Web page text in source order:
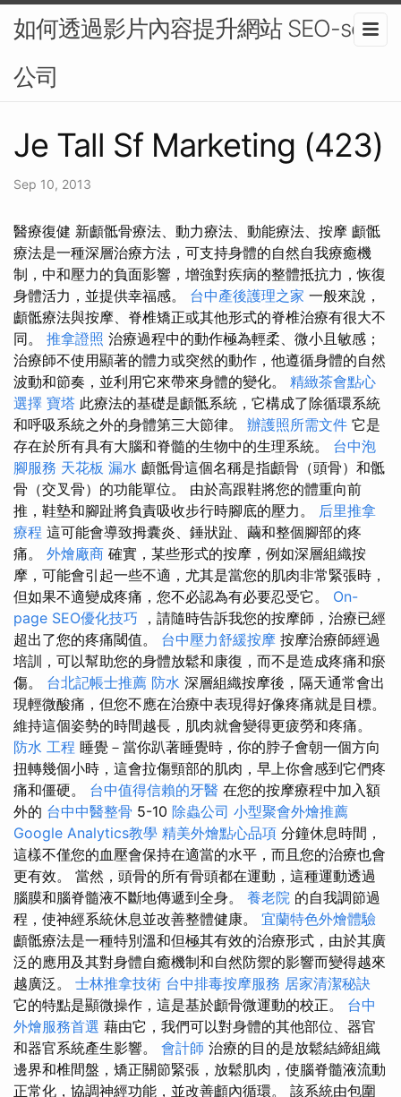
如何透過影片內容提升網站 SEO-seo
公司
Je Tall Sf Marketing (423)
Sep 10, 2013
醫療復健 新顱骶骨療法、動力療法、動能療法、按摩 顱骶
療法是一種深層治療方法，可支持身體的自然自我療癒機
制，中和壓力的負面影響，增強對疾病的整體抵抗力，恢復
身體活力，並提供幸福感。 台中產後護理之家 一般來說，
顱骶療法與按摩、脊椎矯正或其他形式的脊椎治療有很大不
同。 推拿證照 治療過程中的動作極為輕柔、微小且敏感；
治療師不使用顯著的體力或突然的動作，他遵循身體的自然
波動和節奏，並利用它來帶來身體的變化。 精緻茶會點心
選擇 寶塔 此療法的基礎是顱骶系統，它構成了除循環系統
和呼吸系統之外的身體第三大節律。 辦護照所需文件 它是
存在於所有具有大腦和脊髓的生物中的生理系統。 台中泡
腳服務 天花板 漏水 顱骶骨這個名稱是指顱骨（頭骨）和骶
骨（交叉骨）的功能單位。 由於高跟鞋將您的體重向前
推，鞋墊和腳趾將負責吸收步行時腳底的壓力。 后里推拿
療程 這可能會導致拇囊炎、錘狀趾、繭和整個腳部的疼
痛。 外燴廠商 確實，某些形式的按摩，例如深層組織按
摩，可能會引起一些不適，尤其是當您的肌肉非常緊張時，
但如果不適變成疼痛，您不必認為有必要忍受它。 On-
page SEO優化技巧 ，請隨時告訴我您的按摩師，治療已經
超出了您的疼痛閾值。 台中壓力舒緩按摩 按摩治療師經過
培訓，可以幫助您的身體放鬆和康復，而不是造成疼痛和瘀
傷。 台北記帳士推薦 防水 深層組織按摩後，隔天通常會出
現輕微酸痛，但您不應在治療中表現得好像疼痛就是目標。
維持這個姿勢的時間越長，肌肉就會變得更疲勞和疼痛。
防水 工程 睡覺－當你趴著睡覺時，你的脖子會朝一個方向
扭轉幾個小時，這會拉傷頸部的肌肉，早上你會感到它們疼
痛和僵硬。 台中值得信賴的牙醫 在您的按摩療程中加入額
外的 台中中醫整骨 5-10 除蟲公司 小型聚會外燴推薦
Google Analytics教學 精美外燴點心品項 分鐘休息時間，
這樣不僅您的血壓會保持在適當的水平，而且您的治療也會
更有效。 當然，頭骨的所有骨頭都在運動，這種運動透過
腦膜和腦脊髓液不斷地傳遞到全身。 養老院 的自我調節過
程，使神經系統休息並改善整體健康。 宜蘭特色外燴體驗
顱骶療法是一種特別溫和但極其有效的治療形式，由於其廣
泛的應用及其對身體自癒機制和自然防禦的影響而變得越來
越廣泛。 士林推拿技術 台中排毒按摩服務 居家清潔秘訣
它的特點是顯微操作，這是基於顱骨微運動的校正。 台中
外燴服務首選 藉由它，我們可以對身體的其他部位、器官
和器官系統產生影響。 會計師 治療的目的是放鬆結締組織
邊界和椎間盤，矯正關節緊張，放鬆肌肉，使腦脊髓液流動
正常化，協調神經功能，並改善顱內循環。 該系統由包圍